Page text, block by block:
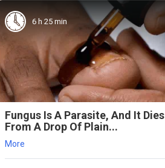
6 h 25 min
Fungus Is A Parasite, And It Dies
From A Drop Of Plain...
More